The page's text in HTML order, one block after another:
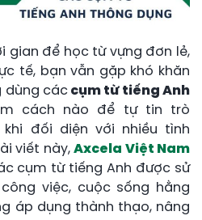
gian để học từ vựng đơn lẻ,
tế, bạn vẫn gặp khó khăn
dùng cáccụm từ tiếng Anh
cách nào để tự tin trò
đối diện với nhiều tình
viết này,Axcela Việt Nam
cụm từ tiếng Anh được sử
việc, cuộc sống hằng
áp dụng thành thạo, nâng